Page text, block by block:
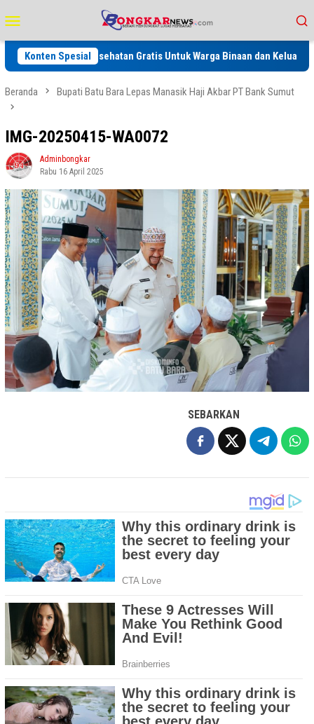
ke
kontenMobile
Konten Spesial
Kesehatan Gratis Untuk Warga Binaan dan Keluarga serta
Beranda Bupati Batu Bara Lepas Manasik Haji Akbar PT Bank Sumut
IMG-20250415-WA0072
Adminbongkar
Rabu 16 April 2025
SEBARKAN